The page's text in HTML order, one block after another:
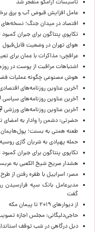
تاسیسات آرامکو منفجر شد
عامل افزایش قبوض آب و برق
اقتصاد در میدان جنگ؛ نسخه‌های
تکاپوی پنتاگون برای جبران
هوای تهران در وضعیت قابل‌قبول
عراقچی: مذاکرات با عمان برای
اشتباهات مراقبت از پوست در
هوش مصنوعی چگونه عملیات
آخرین عناوین روزنامه‌های
آخرین عناوین روزنامه‌های سیاسی
آخرین عناوین روزنامه‌های ورزشی
حضرتی: دشمن را وادار به امضای
طعنه همتی به بسنت؛
حمله پهپادی به شریان گازی
تکاپوی پنتاگون برای جبران
هشدار صریح شیخ الکعبی به
مصر: اسراییل با طفره رفتن از
مدیرعامل بانک سپه فرارسیدن
گفت
از دیوارهای ۲۰۱۹ تا پیمان مکه
حاجی‌دلیگانی: مجلس اجازه
دبل درگاهی در شب توقف